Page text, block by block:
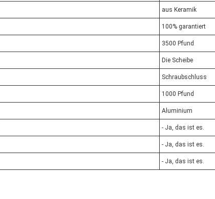
aus Keramik
100% garantiert
3500 Pfund
Die Scheibe
Schraubschluss
1000 Pfund
Aluminium
- Ja, das ist es.
- Ja, das ist es.
- Ja, das ist es.